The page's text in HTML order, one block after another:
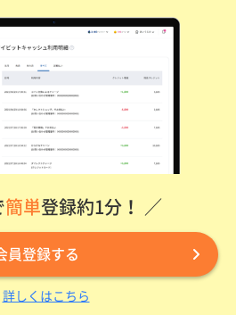
簡単登録約1分！ ／
員登録する
詳しくはこちら